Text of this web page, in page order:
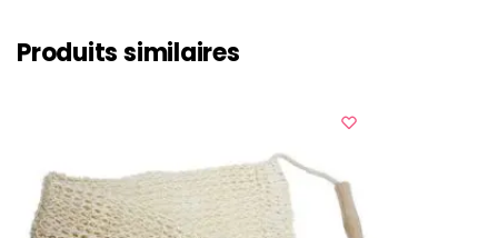
Produits similaires